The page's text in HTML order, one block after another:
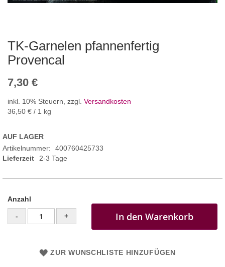
TK-Garnelen pfannenfertig
Provencal
7,30 €
inkl. 10% Steuern, zzgl. Versandkosten
36,50 € / 1 kg
AUF LAGER
Artikelnummer
400760425733
Lieferzeit
2-3 Tage
Anzahl
- + In den Warenkorb
ZUR WUNSCHLISTE HINZUFÜGEN